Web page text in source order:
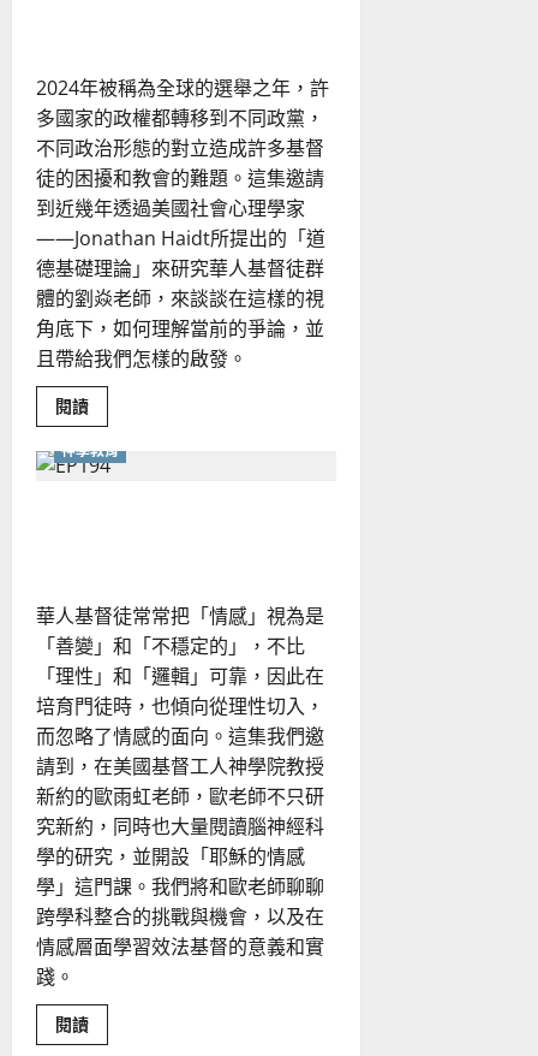
力：
從
文
本
互
涉
到
默
想
操
練
2024年被稱為全球的選舉之年，許
多國家的政權都轉移到不同政黨，
不同政治形態的對立造成許多基督
徒的困擾和教會的難題。這集邀請
到近幾年透過美國社會心理學家
——Jonathan Haidt所提出的「道
德基礎理論」來研究華人基督徒群
體的劉焱老師，來談談在這樣的視
角底下，如何理解當前的爭論，並
且帶給我們怎樣的啟發。
閱讀Read
more
化
解
從
道
德
排
序
透
視
代
際
衝
突
神學教育
華人基督徒常常把「情感」視為是
「善變」和「不穩定的」，不比
「理性」和「邏輯」可靠，因此在
培育門徒時，也傾向從理性切入，
而忽略了情感的面向。這集我們邀
請到，在美國基督工人神學院教授
新約的歐雨虹老師，歐老師不只研
究新約，同時也大量閱讀腦神經科
學的研究，並開設「耶穌的情感
學」這門課。我們將和歐老師聊聊
跨學科整合的挑戰與機會，以及在
情感層面學習效法基督的意義和實
踐。
閱讀Read
more